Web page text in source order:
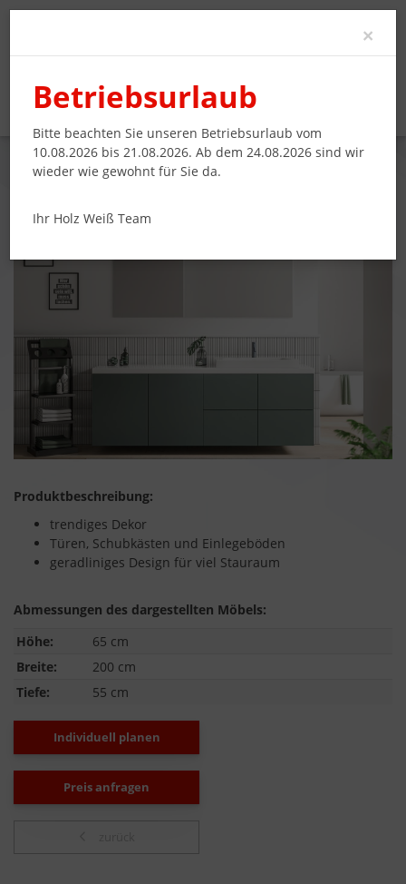
UNTERSCHRANK, PURISTISCHE OPTIK
Produktbeschreibung:
trendiges Dekor
Türen, Schubkästen und Einlegeböden
geradliniges Design für viel Stauraum
Abmessungen des dargestellten Möbels:
Höhe:
65 cm
Breite:
200 cm
Tiefe:
55 cm
Individuell planen
Preis anfragen
×
Betriebsurlaub
Bitte beachten Sie unseren Betriebsurlaub vom
10.08.2026 bis 21.08.2026. Ab dem 24.08.2026 sind wir
wieder wie gewohnt für Sie da.
Ihr Holz Weiß Team